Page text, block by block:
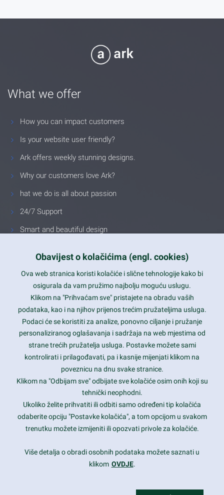
What we offer
How you can impact customers
Is your website user friendly?
Ark offers weekly stunning designs.
Why our customers love Ark?
hat we do is all about passion
24/7 Support
Smart and beautiful design
Latest trends and much more...
Contact Info
1600 Amphitheatre Parkway, Mountain View, CA 94043
prothemes.net@gmail.com
Daily: 9:00 am - 6:00 pm
Sunday: Closed
Copyright 2017FRESHFACE© All Rights Reserved
Obavijest o kolačićima (engl. cookies)
Ova web stranica koristi kolačiće i slične tehnologije kako bi
osigurala da vam pružimo najbolju moguću uslugu.
Klikom na "Prihvaćam sve" pristajete na obradu vaših
podataka, kao i na njihov prijenos trećim pružateljima usluga.
Podaci će se koristiti za analize, ponovno ciljanje i pružanje
personaliziranog oglašavanja i sadržaja na web mjestima od
strane trećih pružatelja usluga. Postavke možete sami
kontrolirati i prilagođavati, pa i kasnije mijenjati klikom na
poveznicu na dnu svake stranice.
Klikom na "Odbijam sve" odbijate sve kolačiće osim onih koji su
tehnički neophodni.
Ukoliko želite prihvatiti ili odbiti samo određeni tip kolačića
odaberite opciju "Postavke kolačića", a tom opcijom u svakom
trenutku možete izmijeniti ili opozvati privole za kolačiće.
Više detalja o obradi osobnih podataka možete saznati u
klikom OVDJE.